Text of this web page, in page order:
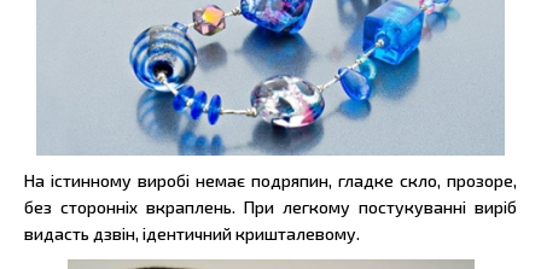
На істинному виробі немає подряпин, гладке скло, прозоре,
без сторонніх вкраплень. При легкому постукуванні виріб
видасть дзвін, ідентичний кришталевому.